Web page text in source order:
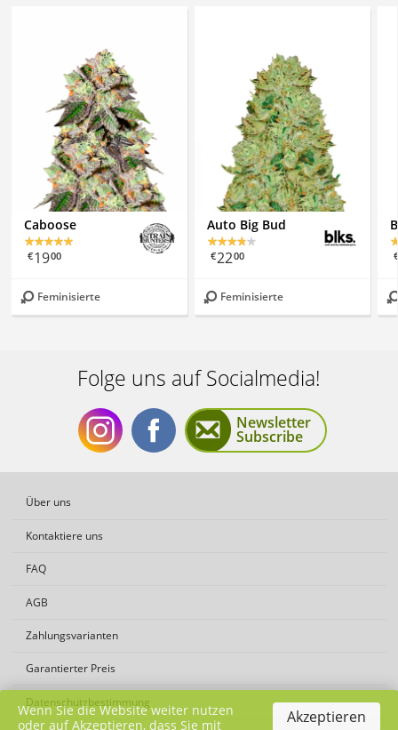
Caboose
€1900
Feminisierte
Auto Big Bud
€2200
Feminisierte
Folge uns auf Socialmedia!
Folge
uns
Folge
Newsletter
Subscribe
Über uns
Kontaktiere uns
FAQ
AGB
Zahlungsvarianten
Garantierter Preis
Datenschutzbestimmung
Akzeptieren
Wenn Sie die Website weiter nutzen
oder auf Akzeptieren, dass Sie mit